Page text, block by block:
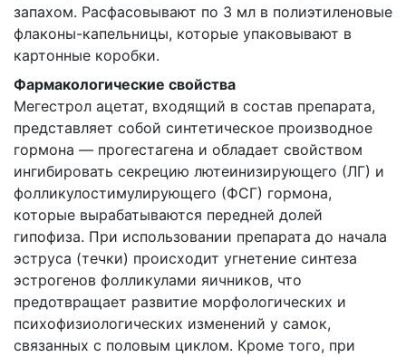
запахом. Расфасовывают по 3 мл в полиэтиленовые
флаконы-капельницы, которые упаковывают в
картонные коробки.
Фармакологические свойства
Мегестрол ацетат, входящий в состав препарата,
представляет собой синтетическое производное
гормона — прогестагена и обладает свойством
ингибировать секрецию лютеинизирующего (ЛГ) и
фолликулостимулирующего (ФСГ) гормона,
которые вырабатываются передней долей
гипофиза. При использовании препарата до начала
эструса (течки) происходит угнетение синтеза
эстрогенов фолликулами яичников, что
предотвращает развитие морфологических и
психофизиологических изменений у самок,
связанных с половым циклом. Кроме того, при